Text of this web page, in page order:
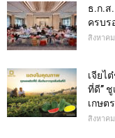
ธ.ก.ส
ครบร
สิงหาค
เจียไ
ที่ดี”
เกษต
สิงหาค